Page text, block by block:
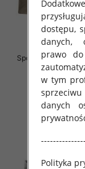
Spodnie męskie
1 Kolor
52.00
szczegóły
dostępu,
danych,
prawo
w tym
danych
Polityka